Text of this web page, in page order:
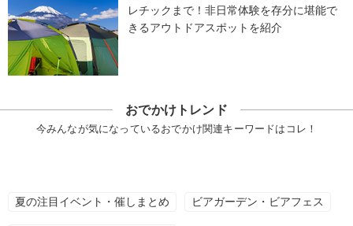
レチックまで！非日常体験を存分に堪能で
きるアウトドアスポットを紹介
おでかけトレンド
今みんなが気になっているおでかけ関連キーワードはコレ！
夏の注目イベント・催しまとめ ビアガーデン・ビアフェス